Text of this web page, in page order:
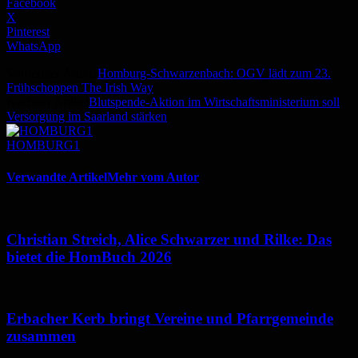
Facebook
X
Pinterest
WhatsApp
Homburg-Schwarzenbach: OGV lädt zum 23.
Frühschoppen The Irish Way
Blutspende-Aktion im Wirtschaftsministerium soll
Versorgung im Saarland stärken
HOMBURG1
Verwandte ArtikelMehr vom Autor
Christian Streich, Alice Schwarzer und Rilke: Das
bietet die HomBuch 2026
Erbacher Kerb bringt Vereine und Pfarrgemeinde
zusammen